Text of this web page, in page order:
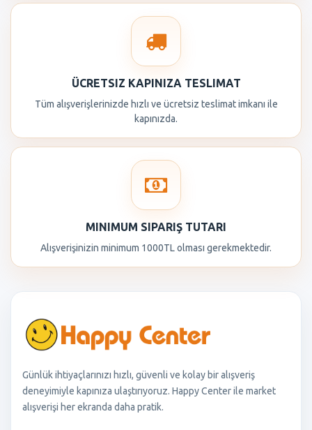
ÜCRETSIZ KAPINIZA TESLIMAT
Tüm alışverişlerinizde hızlı ve ücretsiz teslimat imkanı ile
kapınızda.
MINIMUM SIPARIŞ TUTARI
Alışverişinizin minimum 1000TL olması gerekmektedir.
Günlük ihtiyaçlarınızı hızlı, güvenli ve kolay bir alışveriş
deneyimiyle kapınıza ulaştırıyoruz. Happy Center ile market
alışverişi her ekranda daha pratik.